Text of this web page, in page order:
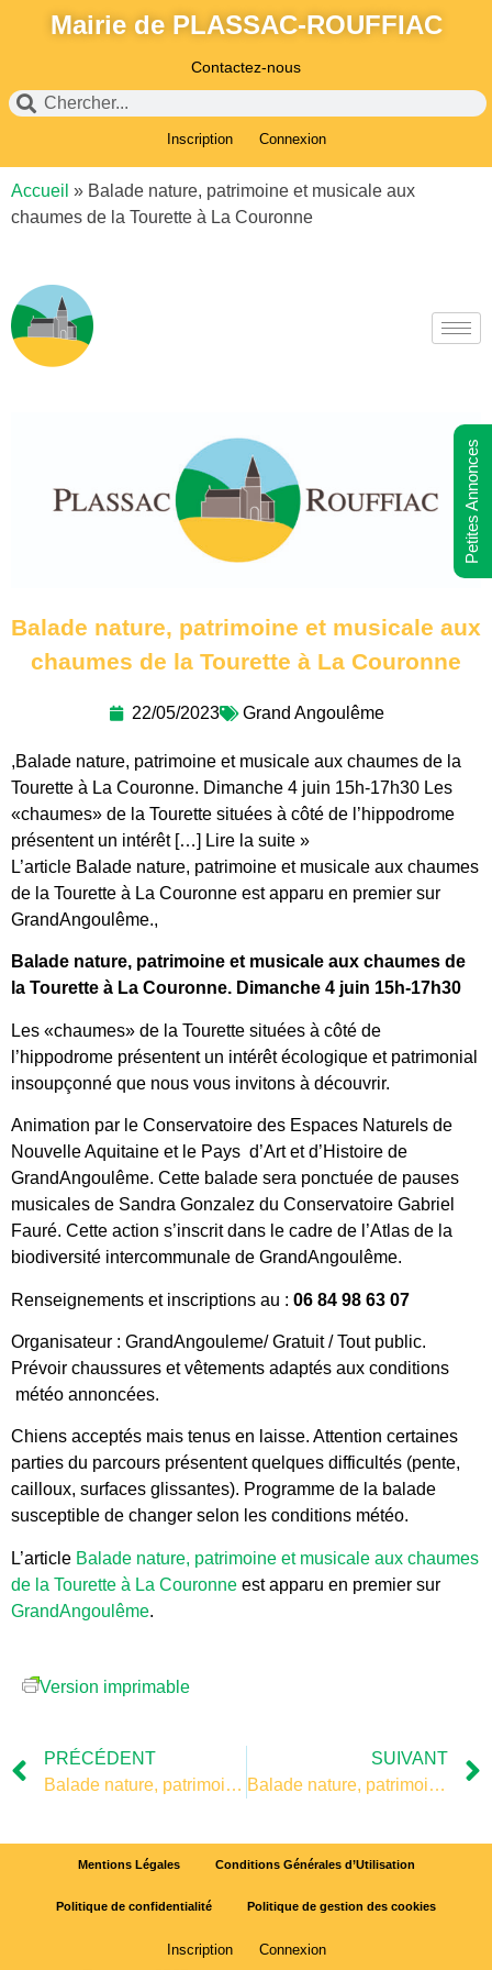
Mairie de PLASSAC-ROUFFIAC
Contactez-nous
Inscription Connexion
Accueil » Balade nature, patrimoine et musicale aux
chaumes de la Tourette à La Couronne
Balade nature, patrimoine et musicale aux
chaumes de la Tourette à La Couronne
22/05/2023 Grand Angoulême
,Balade nature, patrimoine et musicale aux chaumes de la
Tourette à La Couronne. Dimanche 4 juin 15h-17h30 Les
«chaumes» de la Tourette situées à côté de l’hippodrome
présentent un intérêt […] Lire la suite »
L’article Balade nature, patrimoine et musicale aux chaumes
de la Tourette à La Couronne est apparu en premier sur
GrandAngoulême.,
Balade nature, patrimoine et musicale aux chaumes de
la Tourette à La Couronne. Dimanche 4 juin 15h-17h30
Les «chaumes» de la Tourette situées à côté de
l’hippodrome présentent un intérêt écologique et patrimonial
insoupçonné que nous vous invitons à découvrir.
Animation par le Conservatoire des Espaces Naturels de
Nouvelle Aquitaine et le Pays d’Art et d’Histoire de
GrandAngoulême. Cette balade sera ponctuée de pauses
musicales de Sandra Gonzalez du Conservatoire Gabriel
Fauré. Cette action s’inscrit dans le cadre de l’Atlas de la
biodiversité intercommunale de GrandAngoulême.
Renseignements et inscriptions au : 06 84 98 63 07
Organisateur : GrandAngouleme/ Gratuit / Tout public.
Prévoir chaussures et vêtements adaptés aux conditions
météo annoncées.
Chiens acceptés mais tenus en laisse. Attention certaines
parties du parcours présentent quelques difficultés (pente,
cailloux, surfaces glissantes). Programme de la balade
susceptible de changer selon les conditions météo.
L’article Balade nature, patrimoine et musicale aux chaumes
de la Tourette à La Couronne est apparu en premier sur
GrandAngoulême.
Version imprimable
PRÉCÉDENT
Balade nature, patrimoine et musicale aux chaumes de la Tourette à La Couronne
SUIVANT
Balade nature, patrimoine et musicale aux chaumes de la Tourette à La Couronne
Mentions Légales Conditions Générales d’Utilisation
Politique de confidentialité Politique de gestion des cookies
Inscription Connexion
Petites Annonces